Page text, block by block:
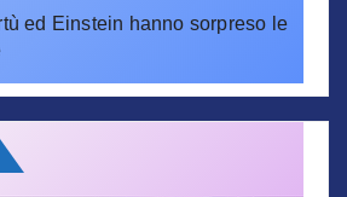
ed Einstein hanno sorpreso le